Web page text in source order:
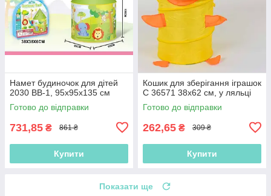
Намет будиночок для дітей
2030 ВВ-1, 95х95х135 см
Готово до відправки
731,85 ₴ 861 ₴
Купити
Кошик для зберігання іграшок
C 36571 38х62 см, у ляльці
Готово до відправки
262,65 ₴ 309 ₴
Купити
Показати ще